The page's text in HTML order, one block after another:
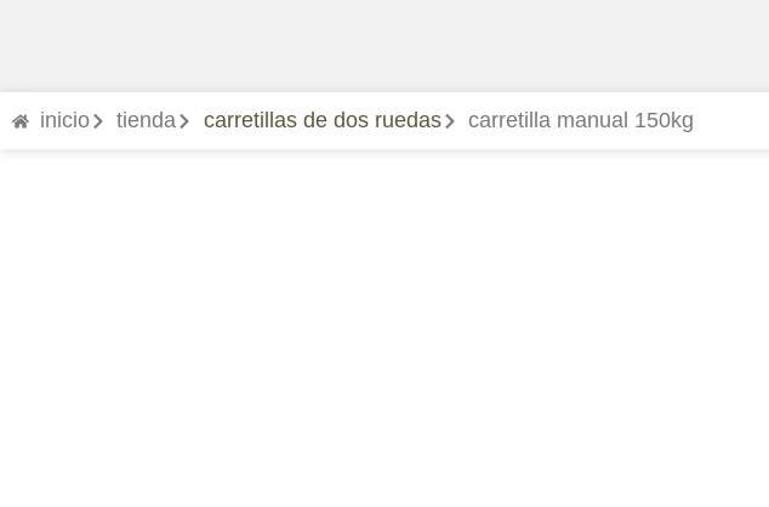
inicio tienda carretillas de dos ruedas carretilla manual 150kg